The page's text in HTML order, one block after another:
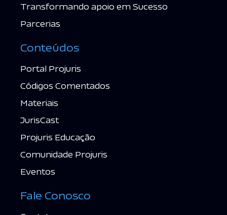
Transformando apoio em Sucesso
Parcerias
Conteúdos
Portal Projuris
Códigos Comentados
Materiais
JurisCast
Projuris Educação
Comunidade Projuris
Eventos
Fale Conosco